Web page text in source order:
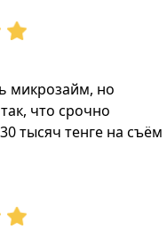
микрозайм, но
что срочно
тысяч тенге на съём